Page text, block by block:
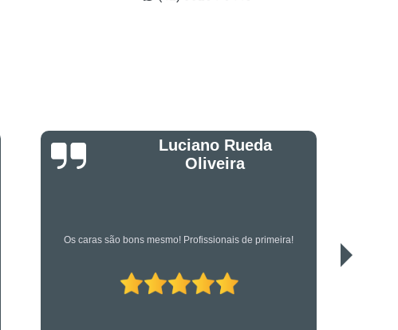
em Suportes para Controle de Acesso
Eletrônica
Suporte Técnico em TI
Serviço de qualidade!